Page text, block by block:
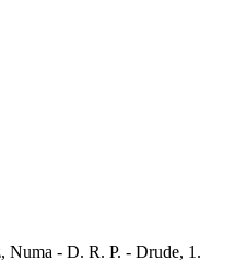
Numa - D. R. P. - Drude, 1.